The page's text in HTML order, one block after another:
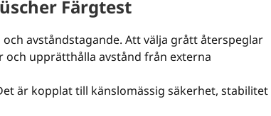
Färgtest
avståndstagande. Att välja grått återspeglar
upprätthålla avstånd från externa
är kopplat till känslomässig säkerhet, stabilitet